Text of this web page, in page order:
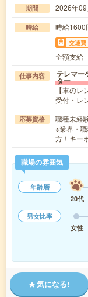
期間 2026年
時給 時給
交通費
全額支給
仕事内容 テレマー
ター
【車の
受付・レ
応募資格
職種未経
※業界・
方！キー
職場の雰囲気
年齢層
20代
男女比率
女性
気になる!